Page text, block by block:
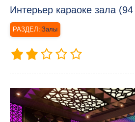
Интерьер караоке зала
Залы